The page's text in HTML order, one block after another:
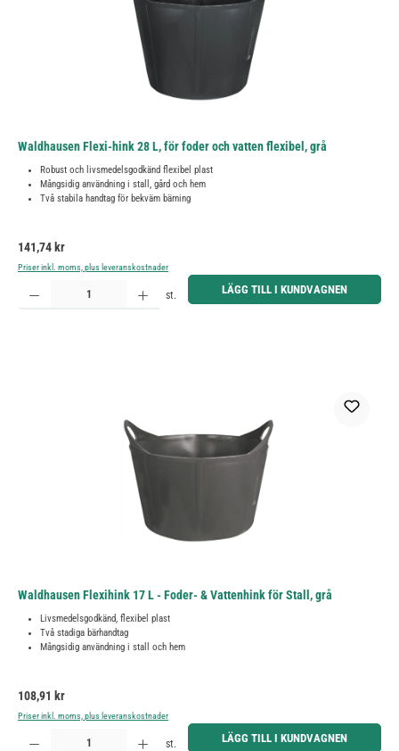
Waldhausen Flexi-hink 28 L, för foder och vatten flexibel, grå
Robust och livsmedelsgodkänd flexibel plast
Mångsidig användning i stall, gård och hem
Två stabila handtag för bekväm bärning
Ordinarie pris:
141,74 kr
Priser inkl. moms, plus leveranskostnader
Produktkvantitet: Ange önskat belopp eller använd knapparna för att öka eller minska kvantiteten.
st. LÄGG TILL I KUNDVAGNEN
Waldhausen Flexihink 17 L - Foder- & Vattenhink för Stall, grå
Livsmedelsgodkänd, flexibel plast
Två stadiga bärhandtag
Mångsidig användning i stall och hem
Ordinarie pris:
108,91 kr
Priser inkl. moms, plus leveranskostnader
Produktkvantitet: Ange önskat belopp eller använd knapparna för att öka eller minska kvantiteten.
st. LÄGG TILL I KUNDVAGNEN